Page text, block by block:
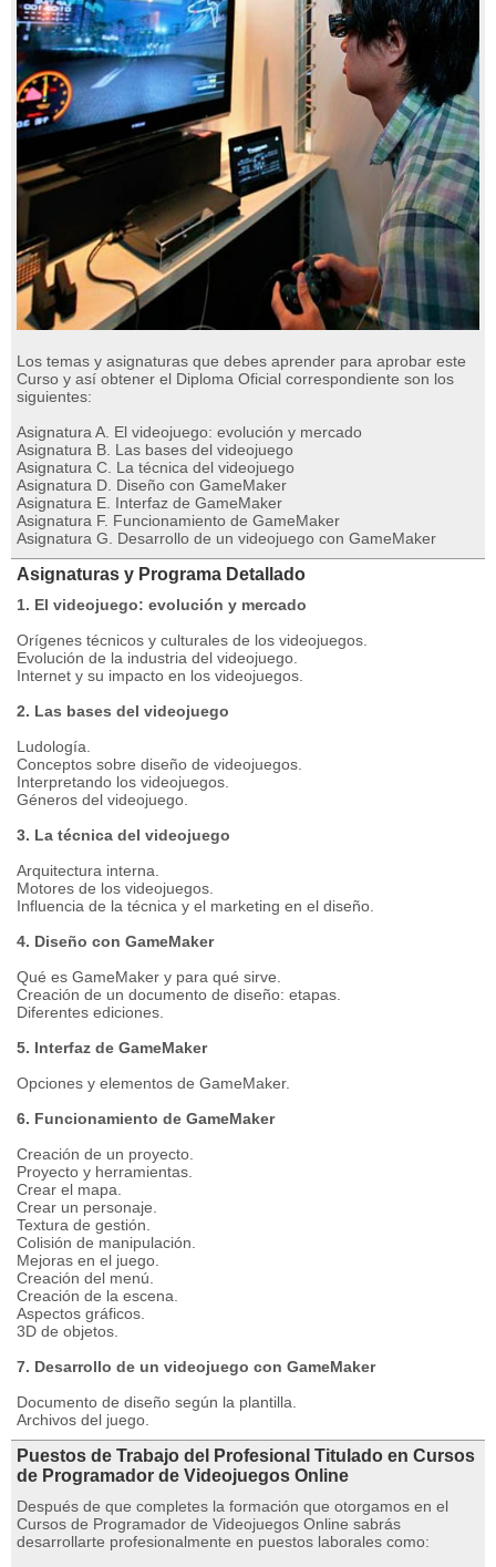
Los temas y asignaturas que debes aprender para aprobar este
Curso y así obtener el Diploma Oficial correspondiente son los
siguientes:
Asignatura A. El videojuego: evolución y mercado
Asignatura B. Las bases del videojuego
Asignatura C. La técnica del videojuego
Asignatura D. Diseño con GameMaker
Asignatura E. Interfaz de GameMaker
Asignatura F. Funcionamiento de GameMaker
Asignatura G. Desarrollo de un videojuego con GameMaker
Asignaturas y Programa Detallado
1. El videojuego: evolución y mercado
Orígenes técnicos y culturales de los videojuegos.
Evolución de la industria del videojuego.
Internet y su impacto en los videojuegos.
2. Las bases del videojuego
Ludología.
Conceptos sobre diseño de videojuegos.
Interpretando los videojuegos.
Géneros del videojuego.
3. La técnica del videojuego
Arquitectura interna.
Motores de los videojuegos.
Influencia de la técnica y el marketing en el diseño.
4. Diseño con GameMaker
Qué es GameMaker y para qué sirve.
Creación de un documento de diseño: etapas.
Diferentes ediciones.
5. Interfaz de GameMaker
Opciones y elementos de GameMaker.
6. Funcionamiento de GameMaker
Creación de un proyecto.
Proyecto y herramientas.
Crear el mapa.
Crear un personaje.
Textura de gestión.
Colisión de manipulación.
Mejoras en el juego.
Creación del menú.
Creación de la escena.
Aspectos gráficos.
3D de objetos.
7. Desarrollo de un videojuego con GameMaker
Documento de diseño según la plantilla.
Archivos del juego.
Puestos de Trabajo del Profesional Titulado en Cursos
de Programador de Videojuegos Online
Después de que completes la formación que otorgamos en el
Cursos de Programador de Videojuegos Online sabrás
desarrollarte profesionalmente en puestos laborales como: